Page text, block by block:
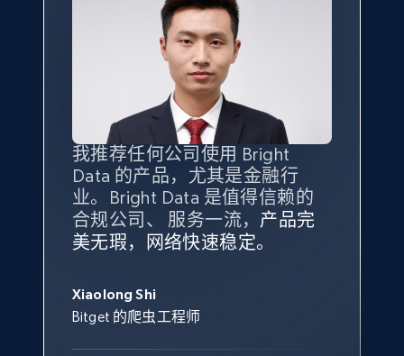
我推荐任何公司使用 Bright
Data 的产品，尤其是金融行
业。Bright Data 是值得信赖的
合规公司、 服务一流， 产品完
美无瑕，网络快速稳定。
Xiaolong Shi
Bitget 的爬虫工程师
Bright Data 拥有自有代理基础
设施，助您持续获取网络数据。
帮助您轻松绕过烦人的验证码
（CAPTCHA）。
根据我的使用体验，Bright Data
的服务价值不可估量。Bright
共网络数据以满足需求，并通过
其支持团队和开发团队，让我们
最重要的是拥有质量 最好、
最多的数据，而这正是 Bright
Data 和 tgndata 发挥作用的地
方。
tgndata 的首席执行官 (CEO)
我们对 Bright Data 的可靠性印
象深刻，对整体服务也非常满
沟通，他的协助对我们非常有帮
助。
我们对与 Bright Data 的合作感
到非常满意。各方面都很不错，
服务和支持团队也非常认可。